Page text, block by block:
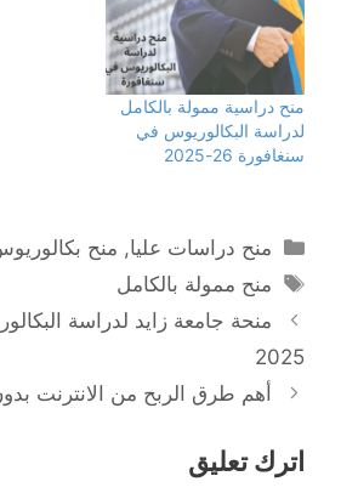
منح دراسية ممولة بالكامل
لدراسة البكالوريوس في
سنغافورة 26-2025
التصنيفات
منح دراسات عليا, منح
الوسوم
منح ممولة بالكامل
منحة جامعة زايد لدراسة
2025
أهم طرق الربح من الانترنت بدون
اترك تعليق